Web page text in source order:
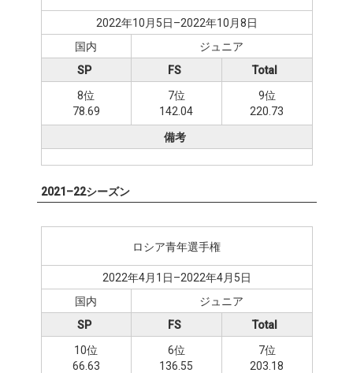
2022年10月5日–2022年10月8日
国内
ジュニア
SP
8位
78.69
FS
7位
142.04
Total
9位
220.73
備考
2021–22シーズン
ロシア青年選手権
2022年4月1日–2022年4月5日
国内
ジュニア
SP
10位
66.63
FS
6位
136.55
Total
7位
203.18